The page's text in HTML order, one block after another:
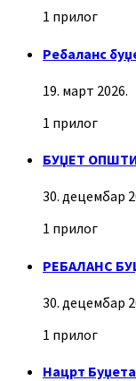
1 прилог
Ребаланс
19. март 2026.
1 прилог
БУЏЕТ
30. децембар
1 прилог
РЕБАЛАНС
30. децембар
1 прилог
Нацрт